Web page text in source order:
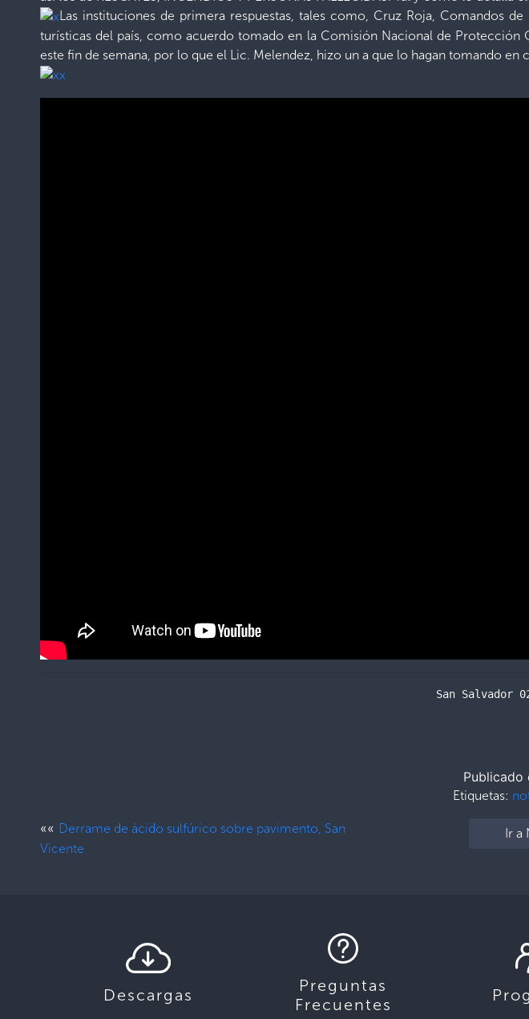
Las instituciones de primera respuestas, tales como, Cruz Roja, Comandos
turísticas del país, como acuerdo tomado en la Comisión Nacional de
este fin de semana, por lo que el Lic. Melendez, hizo un a que lo hagan tomando en
San Salvador
Publicado
Etiquetas:
«« Derrame de ácido sulfúrico sobre pavimento, San
Vicente
Ir a
Descargas
Preguntas
Frecuentes